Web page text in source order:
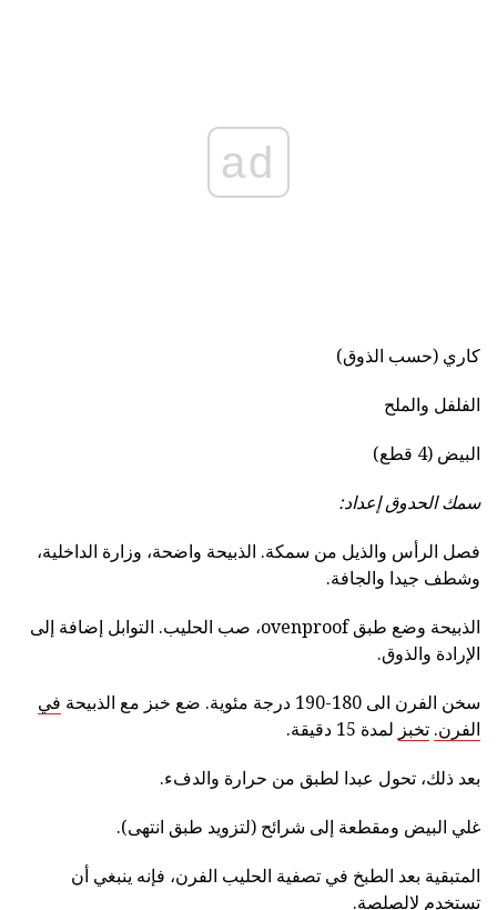
ad
كاري (حسب الذوق)
الفلفل والملح
البيض (4 قطع)
سمك الحدوق إعداد:
فصل الرأس والذيل من سمكة. الذبيحة واضحة، وزارة الداخلية،
وشطف جيدا والجافة.
الذبيحة وضع طبق ovenproof، صب الحليب. التوابل إضافة إلى
الإرادة والذوق.
سخن الفرن الى 180-190 درجة مئوية. ضع خبز مع الذبيحة
في
الفرن. تخبز لمدة 15 دقيقة.
بعد ذلك، تحول عبدا لطبق من حرارة والدفء.
غلي البيض ومقطعة إلى شرائح (لتزويد طبق انتهى).
المتبقية بعد الطبخ في تصفية الحليب الفرن، فإنه ينبغي أن
تستخدم لالصلصة.